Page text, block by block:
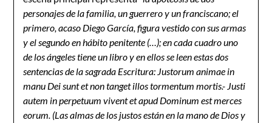
personajes de la familia, un guerrero y un franciscano; el
primero, acaso Diego García, figura vestido con sus armas
y el segundo en hábito penitente (…); en cada cuadro uno
de los ángeles tiene un libro y en ellos se leen estas dos
sentencias de la sagrada Escritura: Justorum animae in
manu Dei sunt et non tanget illos tormentum mortis.- Justi
autem in perpetuum vivent et apud Dominum est merces
eorum. (Las almas de los justos están en la mano de Dios y